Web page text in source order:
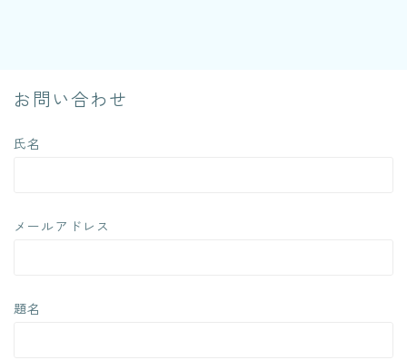
お問い合わせ
氏名
メールアドレス
題名